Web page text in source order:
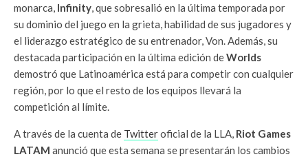
monarca, Infinity, que sobresalió en la última temporada por
su dominio del juego en la grieta, habilidad de sus jugadores y
el liderazgo estratégico de su entrenador, Von. Además, su
destacada participación en la última edición deWorlds
demostró que Latinoamérica está para competir con cualquier
región, por lo que el resto de los equipos llevará la
competición al límite.
A través de la cuenta de Twitteroficial de la LLA, Riot Games
LATAM anunció que esta semana se presentarán los cambios